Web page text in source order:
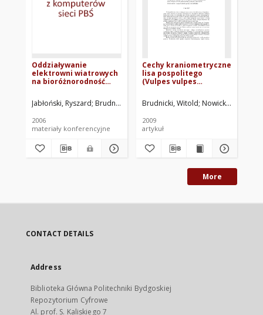
Oddziaływanie
elektrowni wiatrowych
na bioróżnorodność
Jabłoński, Ryszard Brudnicki, Witold Skoczylas, Benedykt Nowicki,
2006
materiały konferencyjne
Cechy kraniometryczne
lisa pospolitego
(Vulpes vulpes
Brudnicki, Witold Nowicki,
2009
artykuł
More
CONTACT DETAILS
Address
Biblioteka Główna Politechniki Bydgoskiej
Repozytorium Cyfrowe
Al. prof. S. Kaliskiego 7